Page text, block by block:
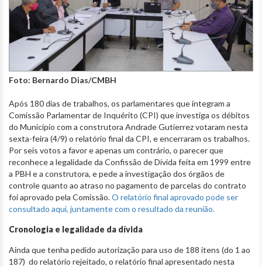
Foto: Bernardo Dias/CMBH
Após 180 dias de trabalhos, os parlamentares que integram a
Comissão Parlamentar de Inquérito (CPI) que investiga os débitos
do Município com a construtora Andrade Gutierrez votaram nesta
sexta-feira (4/9) o relatório final da CPI, e encerraram os trabalhos.
Por seis votos a favor e apenas um contrário, o parecer que
reconhece a legalidade da Confissão de Dívida feita em 1999 entre
a PBH e a construtora, e pede a investigação dos órgãos de
controle quanto ao atraso no pagamento de parcelas do contrato
foi aprovado pela Comissão.O relatório final aprovado pode ser
consultado aqui, juntamente com o resultado da reunião.
Cronologia e legalidade da dívida
Ainda que tenha pedido autorização para uso de 188 itens (do 1 ao
187) do relatório rejeitado, o relatório final apresentado nesta